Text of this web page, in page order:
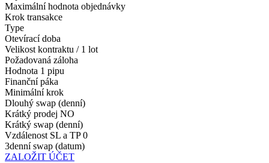
Maximální hodnota objednávky
Krok transakce
Type
Otevírací doba
Velikost kontraktu / 1 lot
Požadovaná záloha
Hodnota 1 pipu
Finanční páka
Minimální krok
Dlouhý swap (denní)
Krátký prodej NO
Krátký swap (denní)
Vzdálenost SL a TP 0
3denní swap (datum)
ZALOŽIT ÚČET